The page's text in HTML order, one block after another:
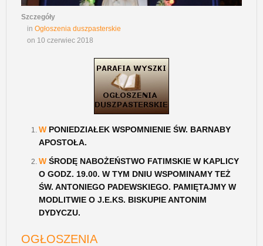
Szczegóły
in Ogłoszenia duszpasterskie
on 10 czerwiec 2018
W PONIEDZIAŁEK WSPOMNIENIE ŚW. BARNABY
APOSTOŁA.
W ŚRODĘ NABOŻEŃSTWO FATIMSKIE W KAPLICY
O GODZ. 19.00. W TYM DNIU WSPOMINAMY TEŻ
ŚW. ANTONIEGO PADEWSKIEGO. PAMIĘTAJMY W
MODLITWIE O J.E.KS. BISKUPIE ANTONIM
DYDYCZU.
OGŁOSZENIA